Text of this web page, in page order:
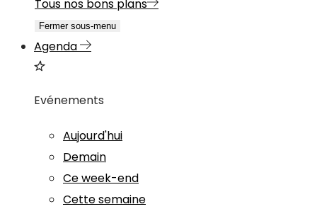
Tous nos bons plans
Fermer sous-menu
Agenda
Evénements
Aujourd'hui
Demain
Ce week-end
Cette semaine